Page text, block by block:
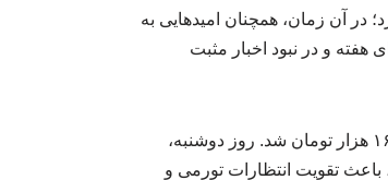
خود را با رقم ۱۵۶ هزار تومان آغاز کرد؛ در آن زمان، همچنان امیدهایی به
هفته و در نبود اخبار مثبت
در روزهای یکشنبه و دوشنبه، دلار با نوسانات افزایشی آرام، وارد کانال ۱۵۸ و سپس ۱۶۰ هزار تومان شد. روز دوشنبه،
تقویت انتظارات تورمی و